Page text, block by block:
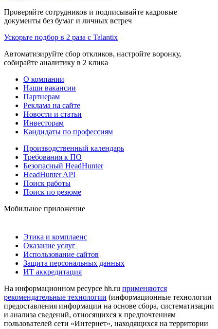
Проверяйте сотрудников и подписывайте кадровые
документы без бумаг и личных встреч
Ускорьте подбор в 2 раза с Talantix
Автоматизируйте сбор откликов, настройте воронку,
собирайте аналитику в 2 клика
О компании
Наши вакансии
Партнерам
Реклама на сайте
Новости и статьи
Инвесторам
Кандидаты по профессиям
Производственный календарь
Требования к ПО
Безопасный HeadHunter
HeadHunter API
Поиск работы
Поиск по резюме
Мобильное приложение
Этика и комплаенс
Оказание услуг
Использование сайтов
Защита персональных данных
ИТ аккредитация
На информационном ресурсе hh.ru применяются
рекомендательные технологии (информационные технологии
предоставления информации на основе сбора, систематизации
и анализа сведений, относящихся к предпочтениям
пользователей сети «Интернет», находящихся на территории